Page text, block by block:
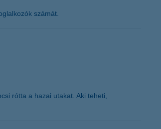
számát.
rótta a hazai utakat. Aki teheti,